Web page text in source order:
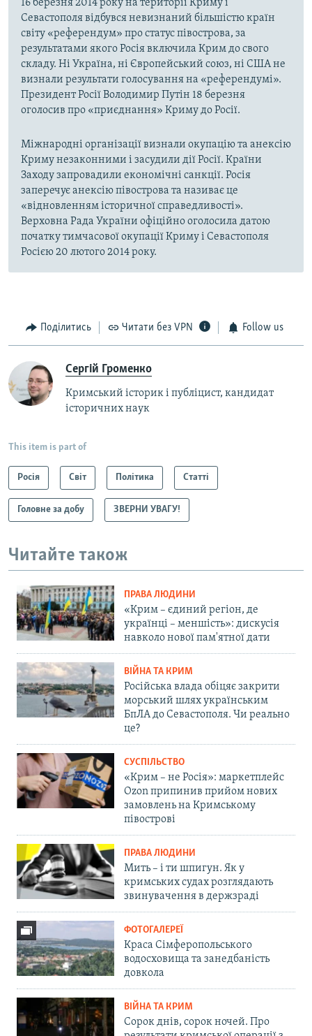
16 березня 2014 року на території Криму і
Севастополя відбувся невизнаний більшістю країн
світу «референдум» про статус півострова, за
результатами якого Росія включила Крим до свого
складу. Ні Україна, ні Європейський союз, ні США не
визнали результати голосування на «референдумі».
Президент Росії Володимир Путін 18 березня
оголосив про «приєднання» Криму до Росії.
Міжнародні організації визнали окупацію та анексію
Криму незаконними і засудили дії Росії. Країни
Заходу запровадили економічні санкції. Росія
заперечує анексію півострова та називає це
«відновленням історичної справедливості».
Верховна Рада України офіційно оголосила датою
початку тимчасової окупації Криму і Севастополя
Росією 20 лютого 2014 року.
Поділитись Читати без VPN Follow us
Сергій Громенко
Кримський історик і публіцист, кандидат
історичних наук
This item is part of
Росія Світ Політика Статті
Головне за добу ЗВЕРНИ УВАГУ!
Читайте також
ПРАВА ЛЮДИНИ
«Крим – єдиний регіон, де
українці – меншість»: дискусія
навколо нової пам'ятної дати
ВІЙНА ТА КРИМ
Російська влада обіцяє закрити
морський шлях українським
БпЛА до Севастополя. Чи реально
це?
СУСПІЛЬСТВО
«Крим – не Росія»: маркетплейс
Ozon припинив прийом нових
замовлень на Кримському
півострові
ПРАВА ЛЮДИНИ
Мить – і ти шпигун. Як у
кримських судах розглядають
звинувачення в держзраді
ФОТОГАЛЕРЕЇ
Краса Сімферопольського
водосховища та занедбаність
довкола
ВІЙНА ТА КРИМ
Сорок днів, сорок ночей. Про